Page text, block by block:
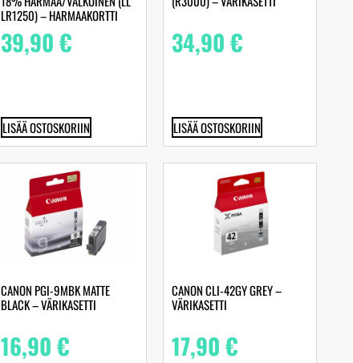
LR1250) – HARMAAKORTTI
39,90€
LISÄÄ OSTOSKORIIN
34,90€
LISÄÄ OSTOSKORIIN
CANON PGI-9MBK MATTE
BLACK – VÄRIKASETTI
16,90€
CANON CLI-42GY GREY –
VÄRIKASETTI
17,90€